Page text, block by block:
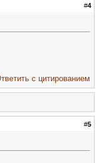
#4
#5